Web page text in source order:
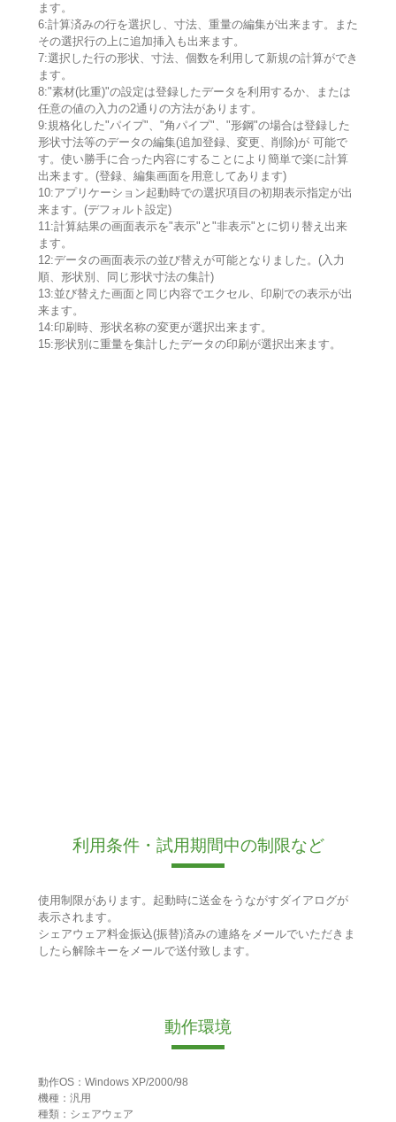
ます。
6:計算済みの行を選択し、寸法、重量の編集が出来ます。また
その選択行の上に追加挿入も出来ます。
7:選択した行の形状、寸法、個数を利用して新規の計算ができ
ます。
8:"素材(比重)"の設定は登録したデータを利用するか、または
任意の値の入力の2通りの方法があります。
9:規格化した"パイプ"、"角パイプ"、"形鋼"の場合は登録した
形状寸法等のデータの編集(追加登録、変更、削除)が 可能で
す。使い勝手に合った内容にすることにより簡単で楽に計算
出来ます。(登録、編集画面を用意してあります)
10:アプリケーション起動時での選択項目の初期表示指定が出
来ます。(デフォルト設定)
11:計算結果の画面表示を"表示"と"非表示"とに切り替え出来
ます。
12:データの画面表示の並び替えが可能となりました。(入力
順、形状別、同じ形状寸法の集計)
13:並び替えた画面と同じ内容でエクセル、印刷での表示が出
来ます。
14:印刷時、形状名称の変更が選択出来ます。
15:形状別に重量を集計したデータの印刷が選択出来ます。
利用条件・試用期間中の制限など
使用制限があります。起動時に送金をうながすダイアログが
表示されます。
シェアウェア料金振込(振替)済みの連絡をメールでいただきま
したら解除キーをメールで送付致します。
動作環境
動作OS：Windows XP/2000/98
機種：汎用
種類：シェアウェア